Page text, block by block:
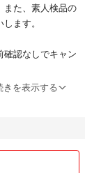
また、素人検品の
ます。
確認なしでキャン
程度お時間をい
きを表示する